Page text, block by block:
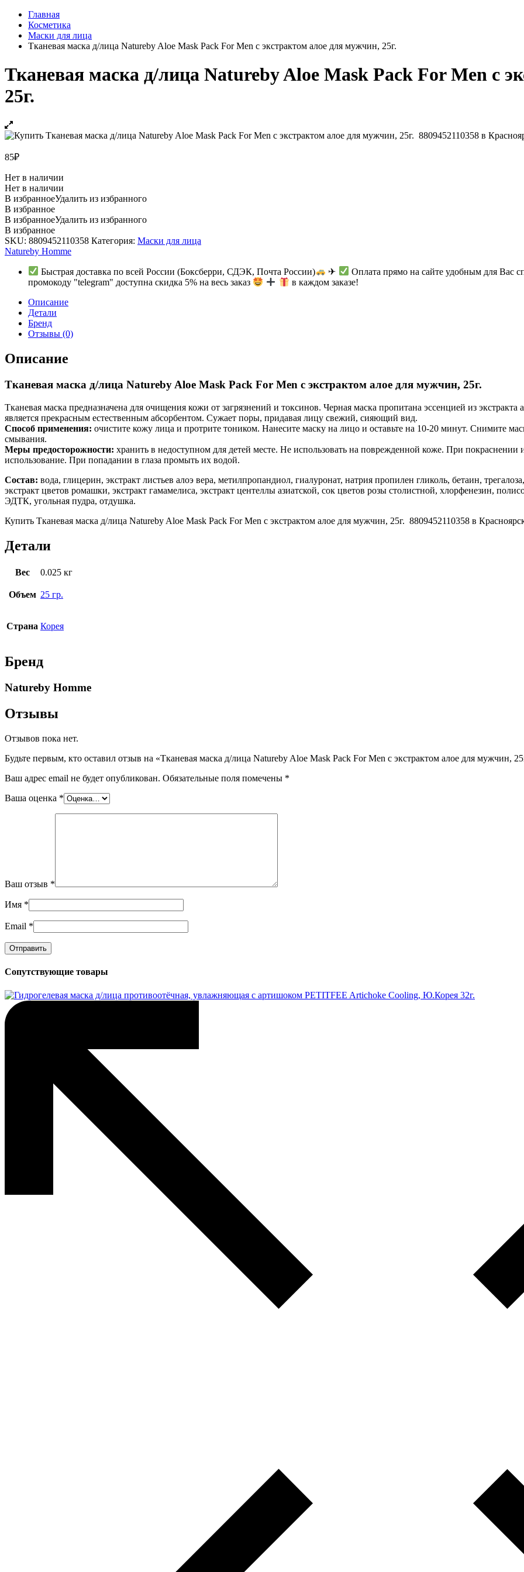
Главная
Косметика
Маски для лица
Тканевая маска д/лица Natureby Aloe Mask Pack For Men с экстрактом алое для мужчин, 25г.
Тканевая маска д/лица Natureby Aloe Mask Pack For Men с
25г.
85₽
Нет в наличии
Нет в наличии
В избранноеУдалить из избранного
В избранное
В избранноеУдалить из избранного
В избранное
SKU: 8809452110358 Категория: Маски для лица
Natureby Homme
Быстрая доставка по всей России (Боксберри, СДЭК, Почта России) ✈
Оплата прямо на сайте удобным для Вас
промокоду "telegram" доступна скидка 5% на весь заказ
в каждом заказе!
Описание
Детали
Бренд
Отзывы (0)
Описание
Тканевая маска д/лица Natureby Aloe Mask Pack For Men с экстрактом алое для мужчин, 25г.
Тканевая маска предназначена для очищения кожи от загрязнений и токсинов. Черная маска пропитана эссенцией из
является прекрасным естественным абсорбентом. Сужает поры, придавая лицу свежий, сияющий вид.
Способ применения: очистите кожу лица и протрите тоником. Нанесите маску на лицо и оставьте на 10-20 минут. Снимите
смывания.
Меры предосторожности: хранить в недоступном для детей месте. Не использовать на поврежденной коже. При покраснении
использование. При попадании в глаза промыть их водой.
Состав: вода, глицерин, экстракт листьев алоэ вера, метилпропандиол, гиалуронат, натрия пропилен гликоль, бетаин,
экстракт цветов ромашки, экстракт гамамелиса, экстракт центеллы азиатской, сок цветов розы столистной, хлорфенезин,
ЭДТК, угольная пудра, отдушка.
Купить Тканевая маска д/лица Natureby Aloe Mask Pack For Men с экстрактом алое для мужчин, 25г. 8809452110358 в
Детали
Вес 0.025 кг
Объем 25 гр.
Страна Корея
Бренд
Natureby Homme
Отзывы
Отзывов пока нет.
Будьте первым, кто оставил отзыв на «Тканевая маска д/лица Natureby Aloe Mask Pack For Men с экстрактом алое для мужчин,
Ваш адрес email не будет опубликован. Обязательные поля помечены *
Ваша оценка *
Ваш отзыв *
Имя *
Email *
Сопутствующие товары